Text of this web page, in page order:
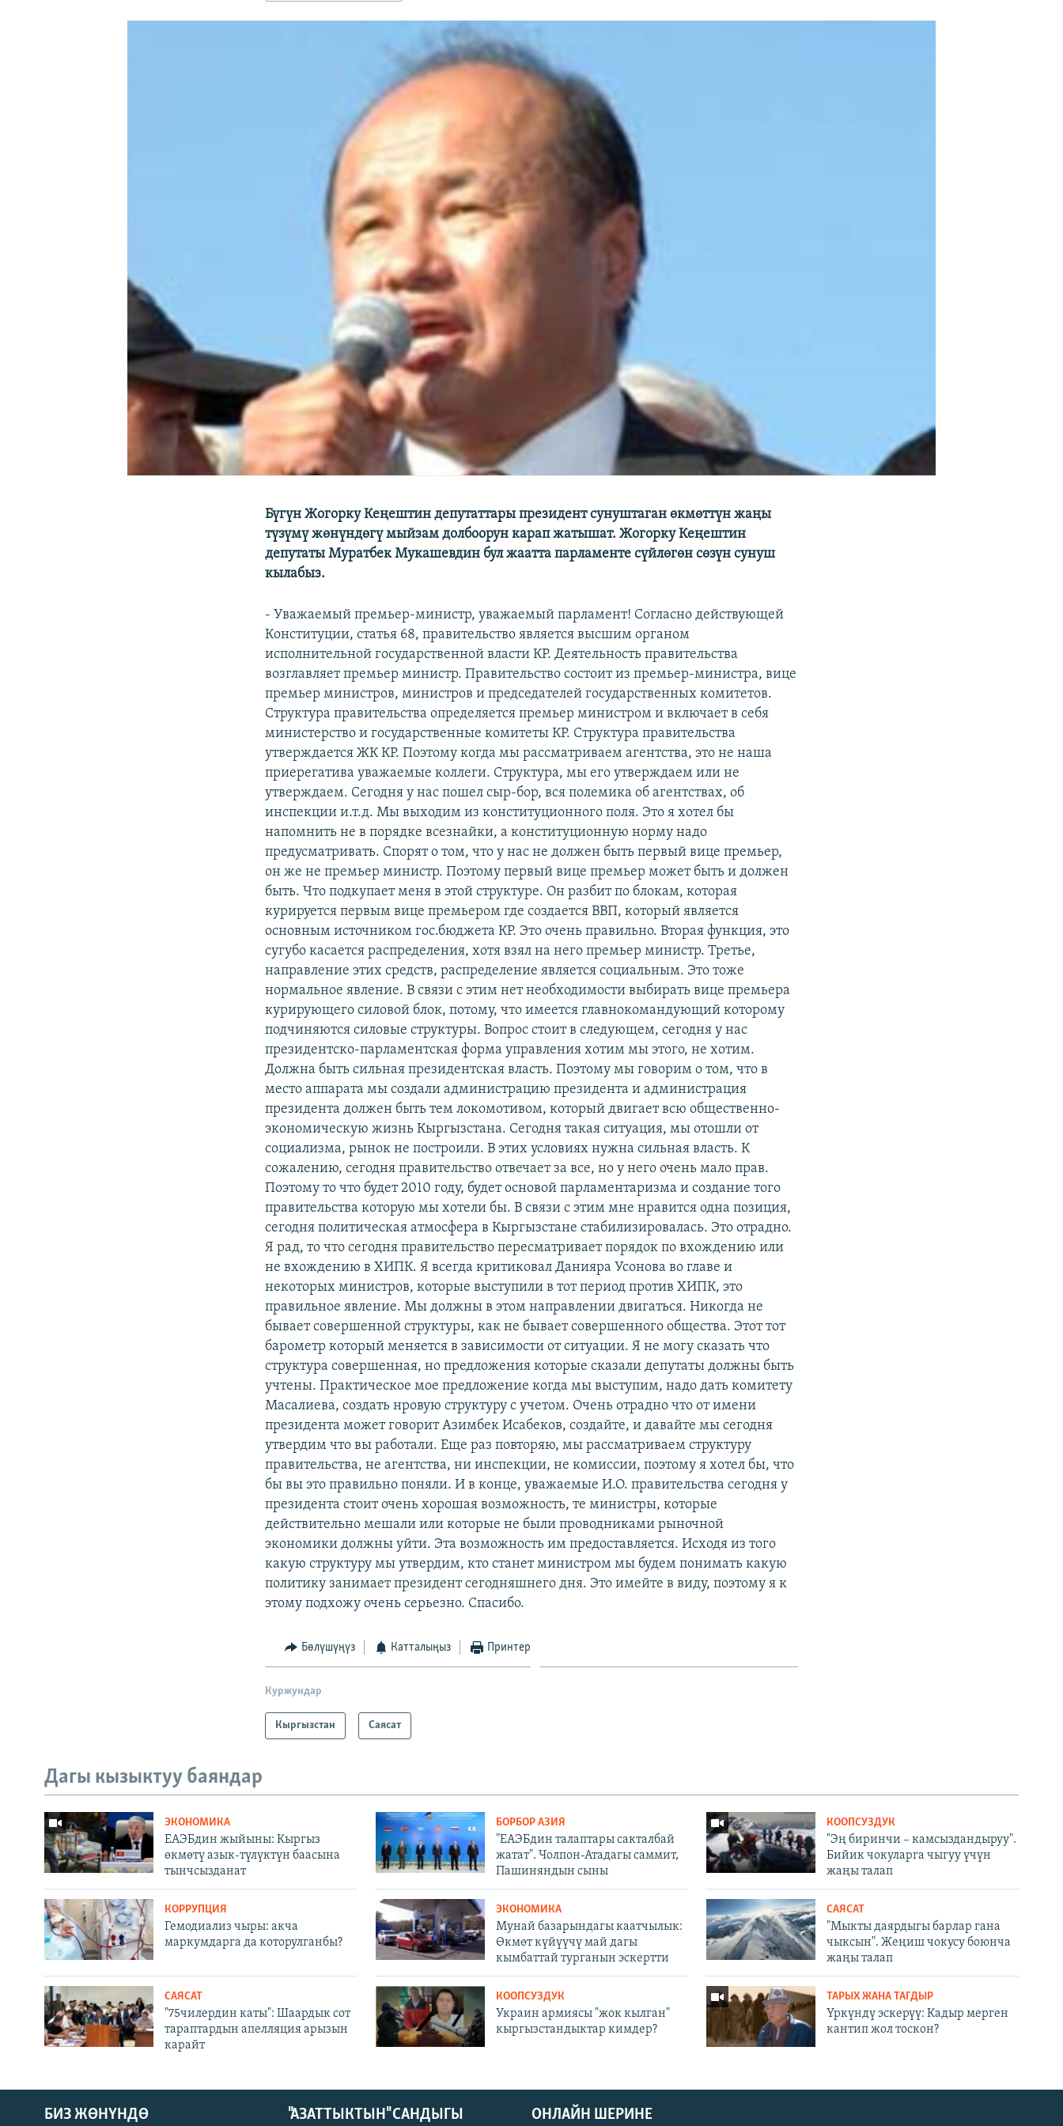
Бүгүн Жогорку Кеңештин депутаттары президент сунуштаган өкмөттүн жаңы
түзүмү жөнүндөгү мыйзам долбоорун карап жатышат. Жогорку Кеңештин
депутаты Муратбек Мукашевдин бул жаатта парламенте сүйлөгөн сөзүн сунуш
кылабыз.
- Уважаемый премьер-министр, уважаемый парламент! Согласно действующей
Конституции, статья 68, правительство является высшим органом
исполнительной государственной власти КР. Деятельность правительства
возглавляет премьер министр. Правительство состоит из премьер-министра, вице
премьер министров, министров и председателей государственных комитетов.
Структура правительства определяется премьер министром и включает в себя
министерство и государственные комитеты КР. Структура правительства
утверждается ЖК КР. Поэтому когда мы рассматриваем агентства, это не наша
приерегатива уважаемые коллеги. Структура, мы его утверждаем или не
утверждаем. Сегодня у нас пошел сыр-бор, вся полемика об агентствах, об
инспекции и.т.д. Мы выходим из конституционного поля. Это я хотел бы
напомнить не в порядке всезнайки, а конституционную норму надо
предусматривать. Спорят о том, что у нас не должен быть первый вице премьер,
он же не премьер министр. Поэтому первый вице премьер может быть и должен
быть. Что подкупает меня в этой структуре. Он разбит по блокам, которая
курируется первым вице премьером где создается ВВП, который является
основным источником гос.бюджета КР. Это очень правильно. Вторая функция, это
сугубо касается распределения, хотя взял на него премьер министр. Третье,
направление этих средств, распределение является социальным. Это тоже
нормальное явление. В связи с этим нет необходимости выбирать вице премьера
курирующего силовой блок, потому, что имеется главнокомандующий которому
подчиняются силовые структуры. Вопрос стоит в следующем, сегодня у нас
президентско-парламентская форма управления хотим мы этого, не хотим.
Должна быть сильная президентская власть. Поэтому мы говорим о том, что в
место аппарата мы создали администрацию президента и администрация
президента должен быть тем локомотивом, который двигает всю общественно-
экономическую жизнь Кыргызстана. Сегодня такая ситуация, мы отошли от
социализма, рынок не построили. В этих условиях нужна сильная власть. К
сожалению, сегодня правительство отвечает за все, но у него очень мало прав.
Поэтому то что будет 2010 году, будет основой парламентаризма и создание того
правительства которую мы хотели бы. В связи с этим мне нравится одна позиция,
сегодня политическая атмосфера в Кыргызстане стабилизировалась. Это отрадно.
Я рад, то что сегодня правительство пересматривает порядок по вхождению или
не вхождению в ХИПК. Я всегда критиковал Данияра Усонова во главе и
некоторых министров, которые выступили в тот период против ХИПК, это
правильное явление. Мы должны в этом направлении двигаться. Никогда не
бывает совершенной структуры, как не бывает совершенного общества. Этот тот
барометр который меняется в зависимоcти от ситуации. Я не могу сказать что
структура совершенная, но предложения которые сказали депутаты должны быть
учтены. Практическое мое предложение когда мы выступим, надо дать комитету
Масалиева, создать нровую структуру с учетом. Очень отрадно что от имени
президента может говорит Азимбек Исабеков, создайте, и давайте мы сегодня
утвердим что вы работали. Еще раз повторяю, мы рассматриваем структуру
правительства, не агентства, ни инспекции, не комиссии, поэтому я хотел бы, что
бы вы это правильно поняли. И в конце, уважаемые И.О. правительства сегодня у
президента стоит очень хорошая возможность, те министры, которые
действительно мешали или которые не были проводниками рыночной
экономики должны уйти. Эта возможность им предоставляется. Исходя из того
какую структуру мы утвердим, кто станет министром мы будем понимать какую
политику занимает президент сегодняшнего дня. Это имейте в виду, поэтому я к
этому подхожу очень серьезно. Спасибо.
Бөлүшүңүз Катталыңыз Принтер
Куржундар
Кыргызстан Саясат
Дагы кызыктуу баяндар
ЭКОНОМИКА
ЕАЭБдин жыйыны: Кыргыз
өкмөтү азык-түлүктүн баасына
тынчсызданат
БОРБОР АЗИЯ
"ЕАЭБдин талаптары сакталбай
жатат". Чолпон-Атадагы саммит,
Пашиняндын сыны
КООПСУЗДУК
"Эң биринчи – камсыздандыруу".
Бийик чокуларга чыгуу үчүн
жаңы талап
КОРРУПЦИЯ
Гемодиализ чыры: акча
маркумдарга да которулганбы?
ЭКОНОМИКА
Мунай базарындагы каатчылык:
Өкмөт күйүүчү май дагы
кымбаттай турганын эскертти
САЯСАТ
"Мыкты даярдыгы барлар гана
чыксын". Жеңиш чокусу боюнча
жаңы талап
САЯСАТ
"75чилердин каты": Шаардык сот
тараптардын апелляция арызын
карайт
КООПСУЗДУК
Украин армиясы "жок кылган"
кыргызстандыктар кимдер?
ТАРЫХ ЖАНА ТАГДЫР
Үркүндү эскерүү: Кадыр мерген
кантип жол тоскон?
ОНЛАЙН ШЕРИНЕ
БИЗ ЖӨНҮНДӨ "АЗАТТЫКТЫН" САНДЫГЫ